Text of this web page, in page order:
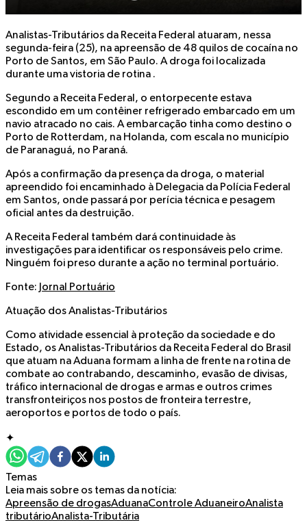
Analistas-Tributários da Receita Federal atuaram, nessa
segunda-feira (25), na apreensão de 48 quilos de cocaína no
Porto de Santos, em São Paulo. A droga foi localizada
durante uma vistoria de rotina .
Segundo a Receita Federal, o entorpecente estava
escondido em um contêiner refrigerado embarcado em um
navio atracado no cais. A embarcação tinha como destino o
Porto de Rotterdam, na Holanda, com escala no município
de Paranaguá, no Paraná.
Após a confirmação da presença da droga, o material
apreendido foi encaminhado à Delegacia da Polícia Federal
em Santos, onde passará por perícia técnica e pesagem
oficial antes da destruição.
A Receita Federal também dará continuidade às
investigações para identificar os responsáveis pelo crime.
Ninguém foi preso durante a ação no terminal portuário.
Fonte: Jornal Portuário
Atuação dos Analistas-Tributários
Como atividade essencial à proteção da sociedade e do
Estado, os Analistas-Tributários da Receita Federal do Brasil
que atuam na Aduana formam a linha de frente na rotina de
combate ao contrabando, descaminho, evasão de divisas,
tráfico internacional de drogas e armas e outros crimes
transfronteiriços nos postos de fronteira terrestre,
aeroportos e portos de todo o país.
✦
Temas
Leia mais sobre os temas da notícia:
Apreensão de drogasAduanaControle AduaneiroAnalista
tributárioAnalista-Tributária